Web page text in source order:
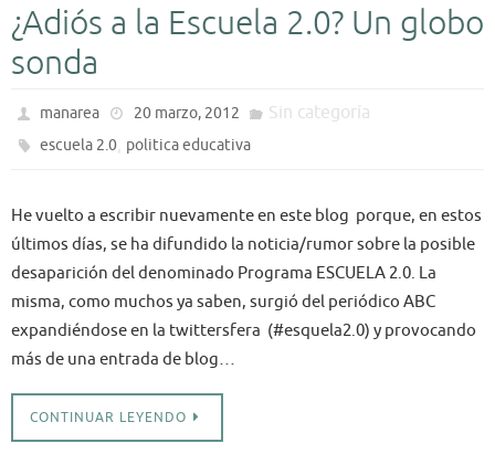
¿Adiós a la Escuela 2.0? Un globo
sonda
manarea 20 marzo, 2012 Sin categoría
escuela 2.0, politica educativa
He vuelto a escribir nuevamente en este blog porque, en estos
últimos días, se ha difundido la noticia/rumor sobre la posible
desaparición del denominado Programa ESCUELA 2.0. La
misma, como muchos ya saben, surgió del periódico ABC
expandiéndose en la twittersfera (#esquela2.0) y provocando
más de una entrada de blog…
CONTINUAR LEYENDO